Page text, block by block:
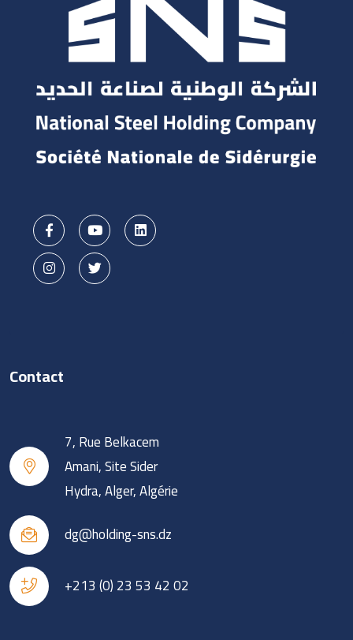
Contact
7, Rue Belkacem
Amani, Site Sider
Hydra, Alger, Algérie
dg@holding-sns.dz
+213 (0) 23 53 42 02